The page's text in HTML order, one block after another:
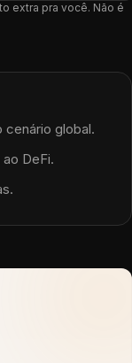
extra pra você. Não é
cenário global.
DeFi.